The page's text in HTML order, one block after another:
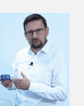
YouTube
video
your activity.
the service